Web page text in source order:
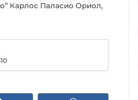
Карлос Паласио Ориол,